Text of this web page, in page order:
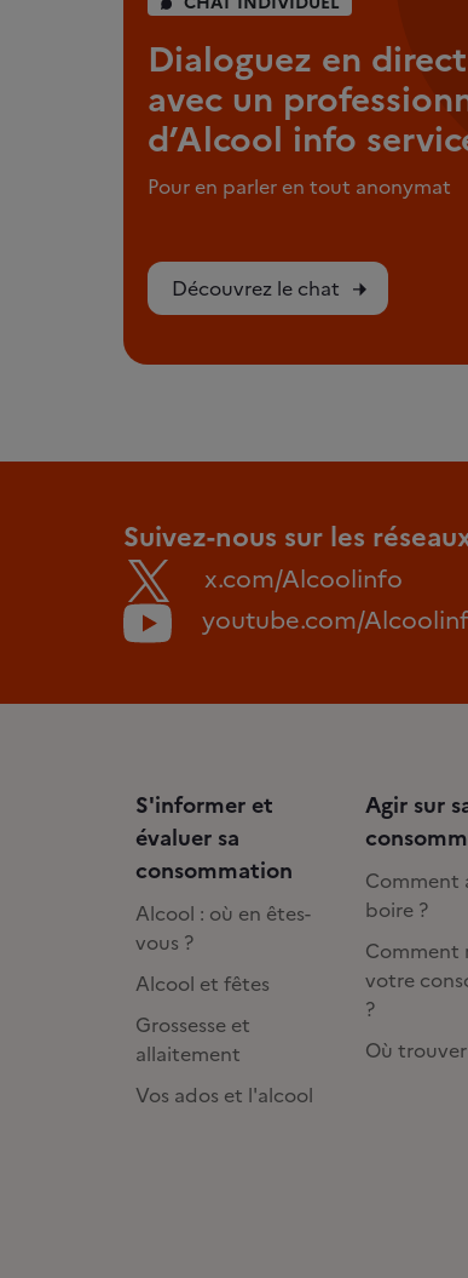
Dialoguez en direct
avec un
d’Alcool info
Pour en parler en tout anonymat
Découvrez le chat
Suivez-nous sur les
x.com/Alcoolinfo
youtube.com/
S'informer et
évaluer sa
consommation
Alcool : où en êtes-
vous ?
Alcool et fêtes
Grossesse et
allaitement
Vos ados et l'alcool
Agir sur
Comment
boire ?
Comment
votre
?
Où